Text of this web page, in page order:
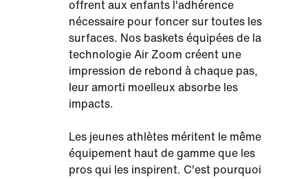
offrent aux enfants l'adhérence
nécessaire pour foncer sur toutes les
surfaces. Nos baskets équipées de la
technologie Air Zoom créent une
impression de rebond à chaque pas,
leur amorti moelleux absorbe les
impacts.
Les jeunes athlètes méritent le même
équipement haut de gamme que les
pros qui les inspirent. C'est pourquoi